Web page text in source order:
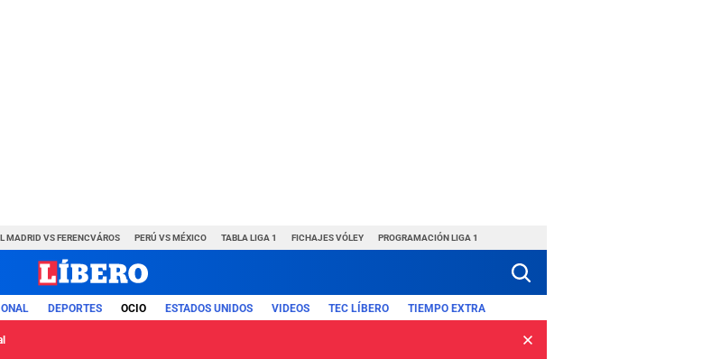
MADRID VS FERENCVÁROS PERÚ VS MÉXICO TABLA LIGA 1 FICHAJES VÓLEY PROGRAMACIÓN LIGA 1
DEPORTES OCIO ESTADOS UNIDOS VIDEOS TEC LÍBERO TIEMPO EXTRA